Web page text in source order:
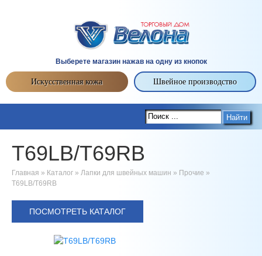
Выберете магазин нажав на одну из кнопок
Искусственная кожа Швейное производство
Найти
T69LB/T69RB
Главная » Каталог » Лапки для швейных машин » Прочие »
T69LB/T69RB
ПОСМОТРЕТЬ КАТАЛОГ